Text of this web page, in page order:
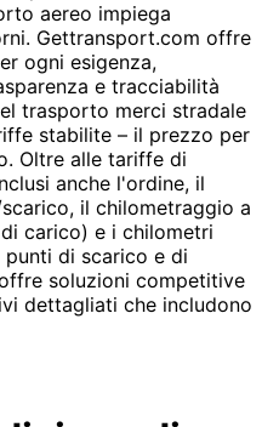
aereo impiega
Gettransport.com offre
ogni esigenza,
e tracciabilità
trasporto merci stradale
stabilite – il prezzo per
Oltre alle tariffe di
anche l'ordine, il
il chilometraggio a
carico) e i chilometri
di scarico e di
soluzioni competitive
dettagliati che includono